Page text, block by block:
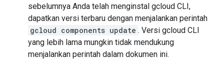
sebelumnya Anda telah menginstal gcloud CLI,
dapatkan versi terbaru dengan menjalankan perintah
gcloud components update . Versi gcloud CLI
yang lebih lama mungkin tidak mendukung
menjalankan perintah dalam dokumen ini.